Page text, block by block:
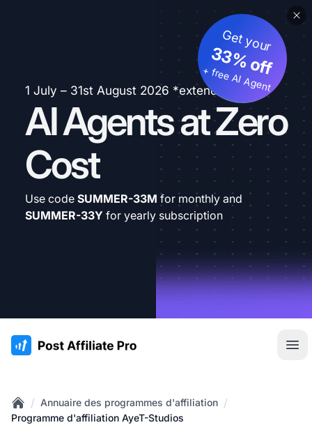
1 July – 31st August 2026 *extended
AI Agents at Zero
Cost
Get your
33% off
+ free AI Agent
Use code SUMMER-33M for monthly and
SUMMER-33Y for yearly subscription
:site.title
Home
/ Annuaire des programmes d'affiliation /
Programme d'affiliation AyeT-Studios